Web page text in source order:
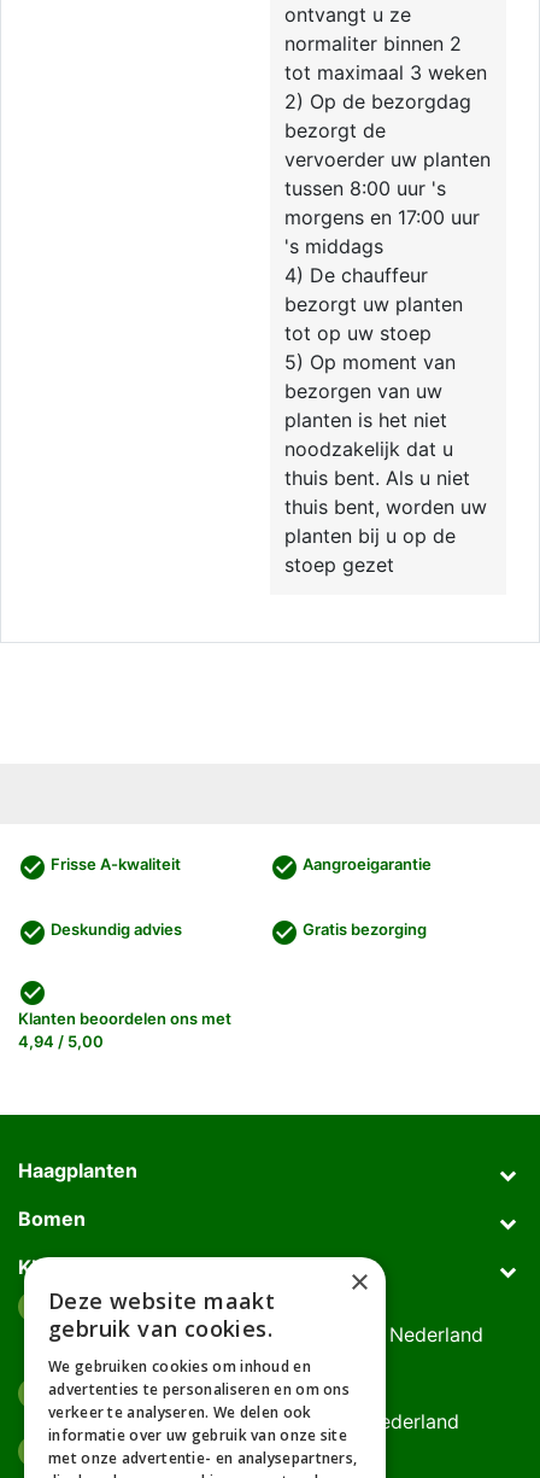
ontvangt u ze
normaliter binnen 2
tot maximaal 3 weken
2) Op de bezorgdag
bezorgt de
vervoerder uw planten
tussen 8:00 uur 's
morgens en 17:00 uur
's middags
4) De chauffeur
bezorgt uw planten
tot op uw stoep
5) Op moment van
bezorgen van uw
planten is het niet
noodzakelijk dat u
thuis bent. Als u niet
thuis bent, worden uw
planten bij u op de
stoep gezet
check_circle Frisse A-kwaliteit check_circle Aangroeigarantie
check_circle Deskundig advies check_circle Gratis bezorging
check_circle
Klanten beoordelen ons met
4,94 / 5,00
Haagplanten
Bomen
Klantenservice
Afhaaladres
Deurningerweg 50, 7623 AH Borne, Nederland
(op afspraak!)
Kantooradres
Bornsedijk 60, 7559 PT Hengelo, Nederland
085-0475588
×
Deze website maakt
gebruik van cookies.
We gebruiken cookies om inhoud en
advertenties te personaliseren en om ons
verkeer te analyseren. We delen ook
informatie over uw gebruik van onze site
met onze advertentie- en analysepartners,